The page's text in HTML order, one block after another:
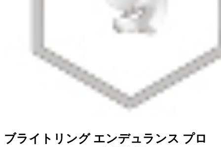
ブライトリング エンデュランス プロ